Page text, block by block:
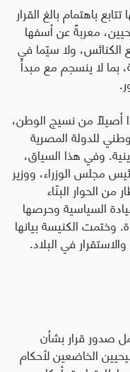
باهتمام بالغ القرار
معربةً عن أسفها
الكنائس، ولا سيّما في
بما لا ينسجم مع مبدأ
.
أصيلًا من نسيج الوطن،
للدولة المصرية
وفي هذا السياق،
مجلس الوزراء، ووزير
الحوار البنّاء
السياسية وحرصها
وختمت الكنيسة بيانها
في البلاد.
صدور قرار بشأن
الخاضعين لأحكام